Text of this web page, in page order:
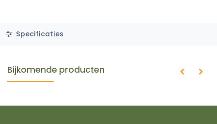
Specificaties
Bijkomende producten